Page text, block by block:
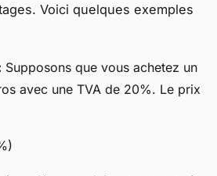
Voici quelques exemples
Supposons que vous achetez un
avec une TVA de 20%. Le prix